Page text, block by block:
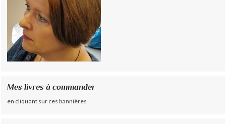
Mes livres à commander
en cliquant sur ces bannières